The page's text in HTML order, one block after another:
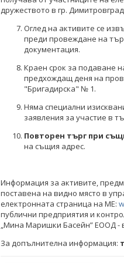
Министър Петкова: Ще
интересите на миньорите
ВСИЧКИ ФОТОГАЛЕРИИ
дружеството в гр.
Оглед на активите се
преди провеждане на
документация.
Краен срок за подаване
предхождащ деня на
"Бригадирска" № 1.
Няма специални
заявления за участие в
Повторен търг при
на същия адрес.
Информация за активите,
поставена на видно място в
електронната страница на МЕ:
публични предприятия и
„Мина Маришки Басейн” ЕООД -
За допълнителна информация: